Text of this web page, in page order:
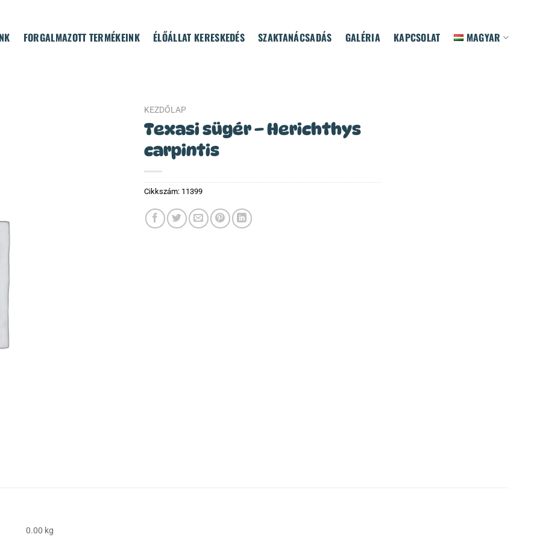
FORGALMAZOTT TERMÉKEINK ÉLŐÁLLAT KERESKEDÉS SZAKTANÁCSADÁS GALÉRIA KAPCSOLAT MAGYAR
KEZDŐLAP
Texasi sügér – Herichthys
carpintis
Cikkszám: 11399
0.00 kg